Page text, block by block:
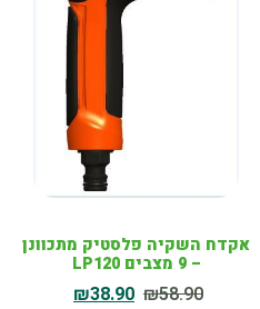
אקדח השקיה פלסטיק מתכוונן
– 9 מצבים LP120
₪58.90
₪38.90